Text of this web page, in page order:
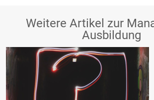
Weitere Artikel zur
Ausbildung